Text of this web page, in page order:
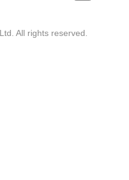
All rights reserved.